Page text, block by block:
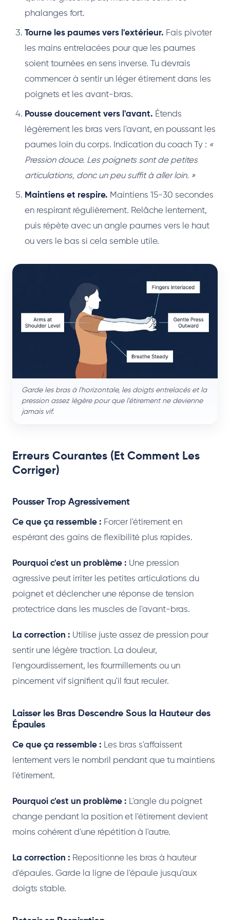
phalanges fort.
Tourne les paumes vers l'extérieur. Fais pivoter
les mains entrelacées pour que les paumes
soient tournées en sens inverse. Tu devrais
commencer à sentir un léger étirement dans les
poignets et les avant-bras.
Pousse doucement vers l'avant. Étends
légèrement les bras vers l'avant, en poussant les
paumes loin du corps. Indication du coach Ty : «
Pression douce. Les poignets sont de petites
articulations, donc un peu suffit à aller loin. »
Maintiens et respire. Maintiens 15-30 secondes
en respirant régulièrement. Relâche lentement,
puis répète avec un angle paumes vers le haut
ou vers le bas si cela semble utile.
Garde les bras à l'horizontale, les doigts entrelacés et la
pression assez légère pour que l'étirement ne devienne
jamais vif.
Erreurs Courantes (Et Comment Les
Corriger)
Pousser Trop Agressivement
Ce que ça ressemble : Forcer l'étirement en
espérant des gains de flexibilité plus rapides.
Pourquoi c'est un problème : Une pression
agressive peut irriter les petites articulations du
poignet et déclencher une réponse de tension
protectrice dans les muscles de l'avant-bras.
La correction : Utilise juste assez de pression pour
sentir une légère traction. La douleur,
l'engourdissement, les fourmillements ou un
pincement vif signifient qu'il faut reculer.
Laisser les Bras Descendre Sous la Hauteur des
Épaules
Ce que ça ressemble : Les bras s'affaissent
lentement vers le nombril pendant que tu maintiens
l'étirement.
Pourquoi c'est un problème : L'angle du poignet
change pendant la position et l'étirement devient
moins cohérent d'une répétition à l'autre.
La correction : Repositionne les bras à hauteur
d'épaules. Garde la ligne de l'épaule jusqu'aux
doigts stable.